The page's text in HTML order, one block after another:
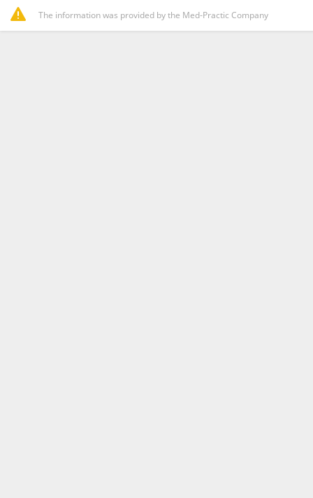
The information was provided by the Med-Practic Company